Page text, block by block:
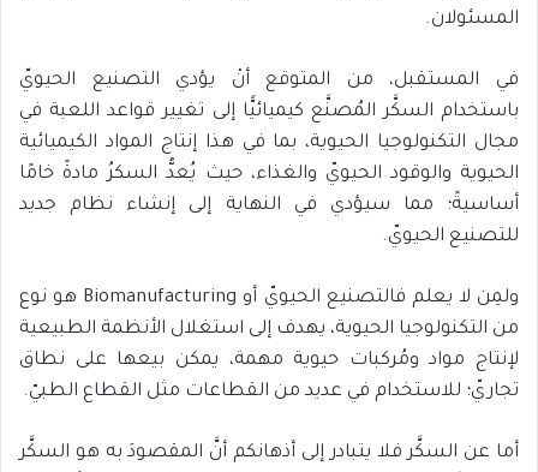
المسئولان.
في المستقبل، من المتوقع أنْ يؤدي التصنيع الحيويّ
باستخدام السكَّر المُصنَّع كيميائيًّا إلى تغيير قواعد اللعبة في
مجال التكنولوجيا الحيوية، بما في هذا إنتاج المواد الكيميائية
الحيوية والوقود الحيويّ والغذاء، حيث يُعدُّ السكرُ مادةً خامًا
أساسيةً؛ مما سيؤدي في النهاية إلى إنشاء نظام جديد
للتصنيع الحيويّ.
ولمِن لا يعلم فالتصنيع الحيويّ أو Biomanufacturing هو نوع
من التكنولوجيا الحيوية، يهدف إلى استغلال الأنظمة الطبيعية
لإنتاج مواد ومُركبات حيوية مهمة، يمكن بيعها على نطاق
تجاريّ؛ للاستخدام في عديد من القطاعات مثل القطاع الطبيّ.
أما عن السكَّر فلا يتبادر إلى أذهانكم أنَّ المقصودَ به هو السكَّر